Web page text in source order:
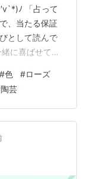
ﾉ 「占って
、当たる保証
として読んで
に喜ばせてく
勢にするもよ
して頂けれ
う('ω')ﾉ 次の２
果は下～ ～～
とが大切にな
#色 #ローズ
陶芸